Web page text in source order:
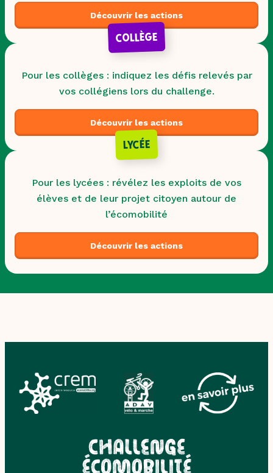
Découvrir les actions
COLLÈGE
Pour les collèges : indiquez les défis relevés par
vos collégiens lors du challenge.
Découvrir les actions
LYCÉE
Pour les lycées : révélez les exploits de vos
élèves et de leur projet citoyen autour de
l’écomobilité
Découvrir les actions